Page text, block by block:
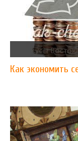
Как экономить